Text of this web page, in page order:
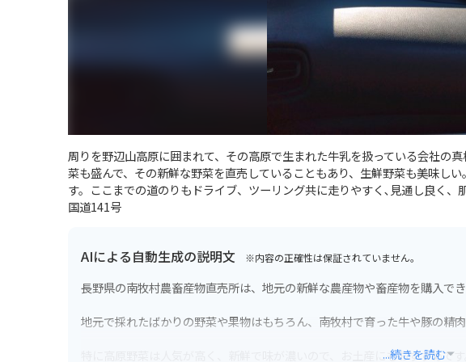
周りを野辺山高原に囲まれて、その高原で生まれた牛乳を扱っている会社の
菜も盛んで、その新鮮な野菜を直売していることもあり、生鮮野菜も美味し
す。ここまでの道のりもドライブ、ツーリング共に走りやすく､見通し良く、
国道141号
AIによる自動生成の説明文 ※内容の正確性は保証されていません。
長野県の南牧村農畜産物直売所は、地元の新鮮な農産物や畜産物を購入でき
地元で採れたばかりの野菜や果物はもちろん、南牧村で育った牛や豚の精
特に高原野菜は人気が高く、新鮮で味が濃いので、お土産にもおすすめです
...続きを読む